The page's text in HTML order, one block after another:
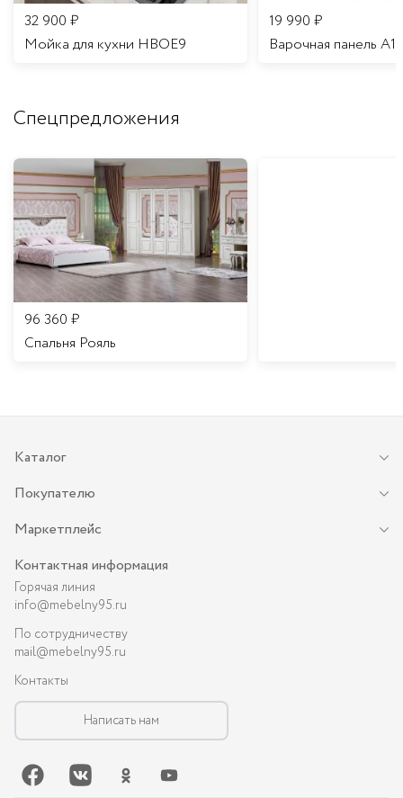
32 900 ₽
Мойка для кухни HBOE9
19 990 ₽
Варочная панель A16
Спецпредложения
96 360 ₽
Спальня Рояль
Каталог
Покупателю
Маркетплейс
Контактная информация
Горячая линия
info@mebelny95.ru
По сотрудничеству
mail@mebelny95.ru
Контакты
Написать нам